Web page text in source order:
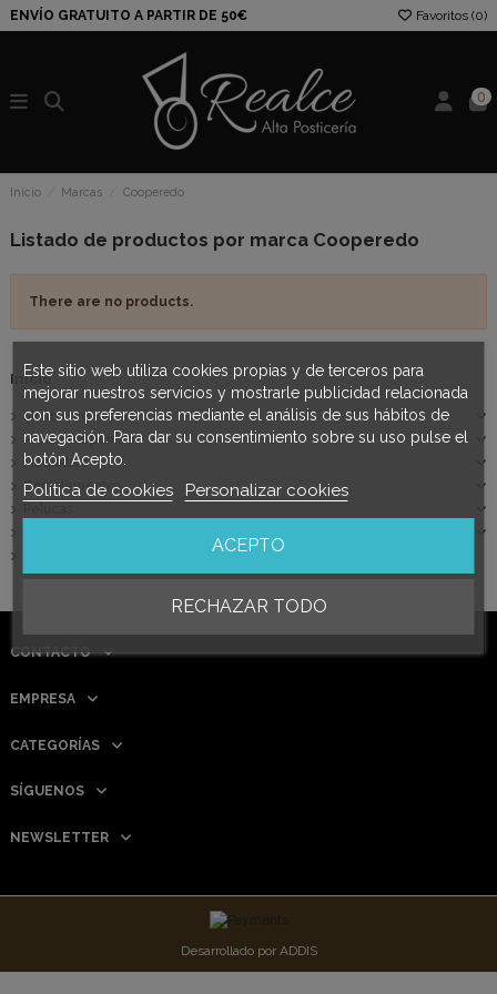
ENVÍO GRATUITO A PARTIR DE 50€ Favoritos (0)
0
Inicio Marcas Cooperedo
Listado de productos por marca Cooperedo
There are no products.
Inicio
Moños regionales
Productos peinado
Maquillaje
Complementos
CONTACTO
EMPRESA
CATEGORÍAS
Este sitio web utiliza cookies propias y de terceros para
mejorar nuestros servicios y mostrarle publicidad relacionada
con sus preferencias mediante el análisis de sus hábitos de
navegación. Para dar su consentimiento sobre su uso pulse el
botón Acepto.
Política de cookies Personalizar cookies
RECHAZAR TODO
ACEPTO
SÍGUENOS
NEWSLETTER
Desarrollado por ADDIS